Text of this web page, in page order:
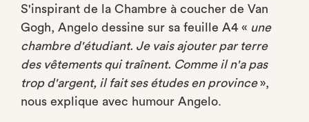
S'inspirant de la Chambre à coucher de Van
Gogh, Angelo dessine sur sa feuille A4 « une
chambre d'étudiant. Je vais ajouter par terre
des vêtements qui traînent. Comme il n'a pas
trop d'argent, il fait ses études en province»,
nous explique avec humour Angelo.